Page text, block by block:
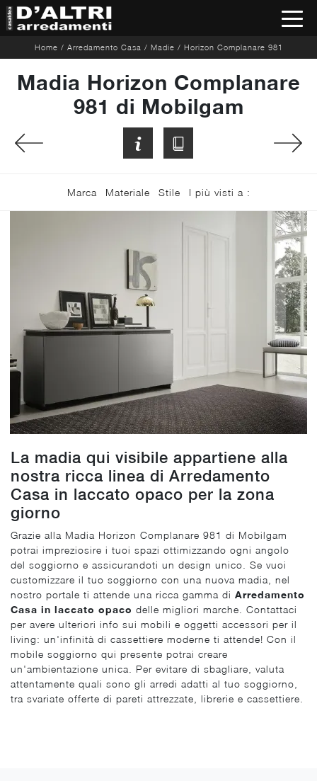
Home / Arredamento Casa / Madie / Horizon Complanare 981
Madia Horizon Complanare
981 di Mobilgam
Marca Materiale Stile I più visti a :
La madia qui visibile appartiene alla
nostra ricca linea di Arredamento
Casa in laccato opaco per la zona
giorno
Grazie alla Madia Horizon Complanare 981 di Mobilgam
potrai impreziosire i tuoi spazi ottimizzando ogni angolo
del soggiorno e assicurandoti un design unico. Se vuoi
customizzare il tuo soggiorno con una nuova madia, nel
nostro portale ti attende una ricca gamma di Arredamento
Casa in laccato opaco delle migliori marche. Contattaci
per avere ulteriori info sui mobili e oggetti accessori per il
living: un'infinità di cassettiere moderne ti attende! Con il
mobile soggiorno qui presente potrai creare
un'ambientazione unica. Per evitare di sbagliare, valuta
attentamente quali sono gli arredi adatti al tuo soggiorno,
tra svariate offerte di pareti attrezzate, librerie e cassettiere.